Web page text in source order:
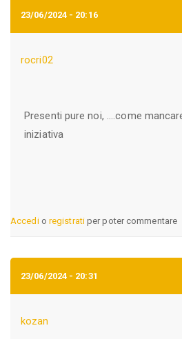
23/06/2024 - 20:16
rocri02
Presenti pure noi, ....come
iniziativa
Accedio registratiper poter commentare
23/06/2024 - 20:31
kozan